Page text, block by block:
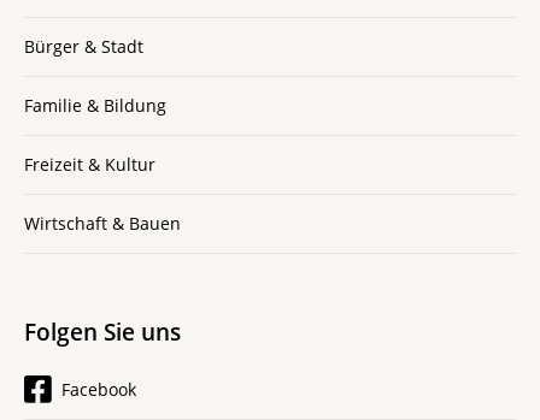
Bürger & Stadt
Familie & Bildung
Freizeit & Kultur
Wirtschaft & Bauen
Folgen Sie uns
Facebook